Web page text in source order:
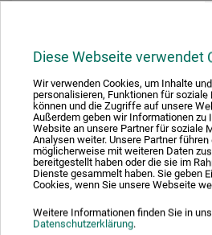
Diese Webseite verwendet
Wir verwenden Cookies, um Inhalte
personalisieren, Funktionen für soziale
können und die Zugriffe auf unsere
Außerdem geben wir Informationen zu
Website an unsere Partner für soziale
Analysen weiter. Unsere Partner
möglicherweise mit weiteren Daten
bereitgestellt haben oder die sie im
Dienste gesammelt haben. Sie geben
Cookies, wenn Sie unsere Webseite
Weitere Informationen finden Sie in
Datenschutzerklärung.